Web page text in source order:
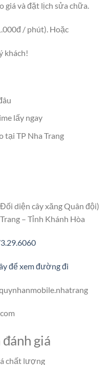
giá và đặt lịch sửa chữa.
/ phút). Hoặc
khách!
lấy ngay
tại TP Nha Trang
diện cây xăng Quân đội)
– Tỉnh Khánh Hòa
để xem đường đi
giá
chất lượng